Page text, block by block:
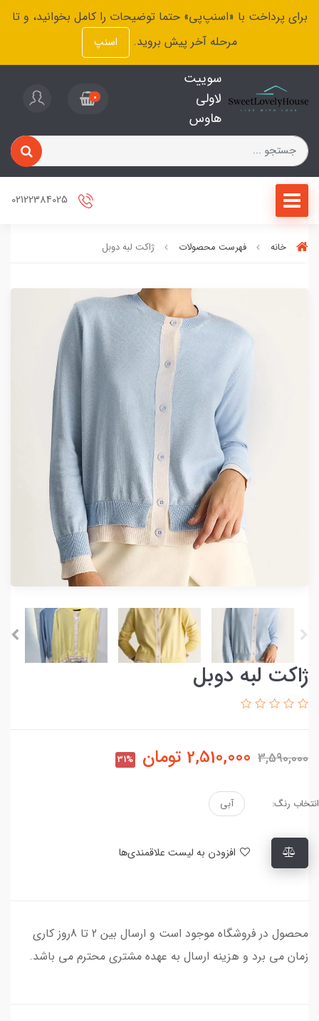
برای پرداخت با «اسنپ‌پی» حتما توضیحات را کامل بخوانید، و تا
مرحله آخر پیش بروید.
اسنپ
سوییت
لاولی
هاوس
0
خانه فهرست محصولات ژاکت لبه دوبل
ژاکت لبه دوبل
3,590,000
2,510,000 تومان 31%
انتخاب رنگ: آبی
محصول در فروشگاه موجود است و ارسال بین 2 تا 8روز کاری
زمان می برد و هزینه ارسال به عهده مشتری محترم می باشد.